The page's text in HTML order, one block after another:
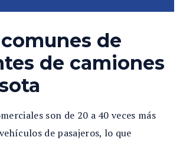
de
de camiones
son de 20 a 40 veces más
de pasajeros, lo que